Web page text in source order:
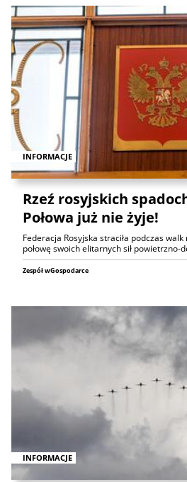
INFORMACJE
Rzeź rosyjskich
Połowa już nie żyje!
Federacja Rosyjska straciła podczas
połowę swoich elitarnych sił powietrzno-
Zespół wGospodarce
INFORMACJE